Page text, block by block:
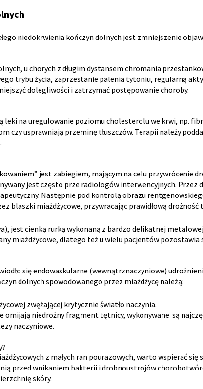
niedokrwienia kończyn dolnych jest zmniejszenie
u chorych z długim dystansem chromania
trybu życia, zaprzestanie palenia tytoniu, regularną
dolegliwości i zatrzymać postępowanie choroby.
leki na uregulowanie poziomu cholesterolu we krwi, np.
czy usprawniają przeminę tłuszczów. Terapii należy
jest zabiegiem, mającym na celu przywrócenie
jest często prze radiologów interwencyjnych. Przez
Następnie pod kontrolą obrazu
blaszki miażdżycowe, przywracając prawidłową drożność
jest cienką rurką wykonaną z bardzo delikatnej
miażdżycowe, dlatego też u wielu pacjentów pozostawia
się endowaskularne (wewnątrznaczyniowe)
dolnych spowodowanego przez miażdżycę należą:
zwężającej krytycznie światło naczynia.
niedrożny fragment tętnicy, wykonywane są
naczyniowe.
z małych ran pourazowych, warto wspierać
przed wnikaniem bakterii i drobnoustrojów
skóry.